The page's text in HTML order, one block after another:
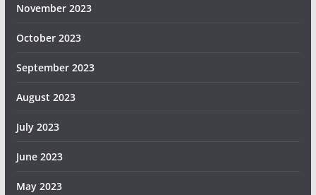
November 2023
October 2023
September 2023
August 2023
July 2023
June 2023
May 2023